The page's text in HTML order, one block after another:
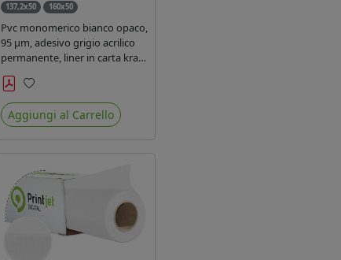
137,2x50 160x50
Pvc monomerico bianco opaco,
95 µm, adesivo grigio acrilico
permanente, liner in carta kraft
siliconata 135gr/mq. Durata 3
anni, certificato FR B1,
conforme al REACH, stampa
con ink solvente, ecosolvente,
Preferiti
Aggiungi al Carrello